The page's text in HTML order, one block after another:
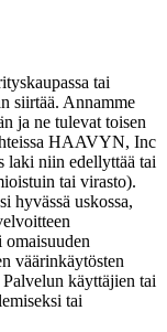
tai
siirtää. Annamme
ja ne tulevat toisen
HAAVYN, Inc
laki niin edellyttää tai
tai virasto).
hyvässä uskossa,
väärinkäytösten
käyttäjien tai
tai